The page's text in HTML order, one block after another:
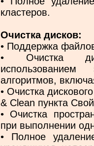
кластеров.
Очистка дисков:
• Поддержка
• Очистка
алгоритмов,
• Очистка
& Clean пункта
• Очистка
при выполнении
• Полное